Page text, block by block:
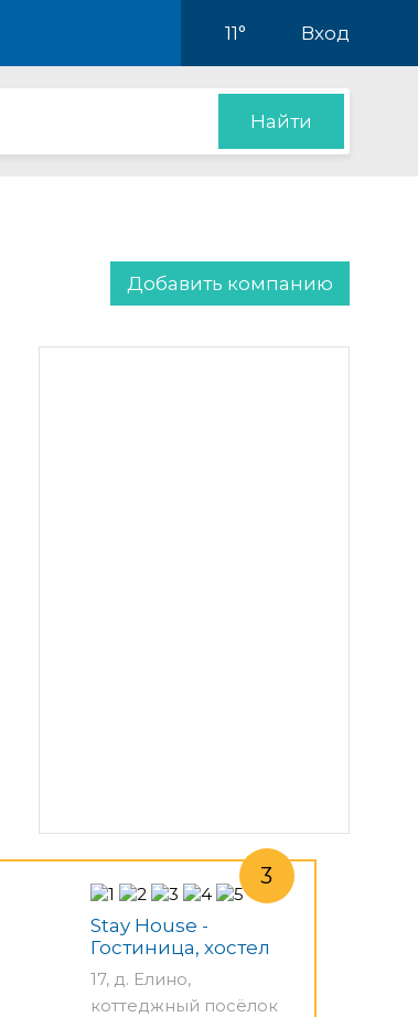
11° Вход
Найти
Добавить компанию
Stay House -
Гостиница, хостел
17, д. Елино,
коттеджный посёлок